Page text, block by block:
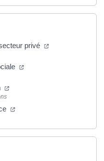
privé (ouverture dans
(ouverture dans un
(ouverture dans un nouvel
(ouverture dans un nouvel